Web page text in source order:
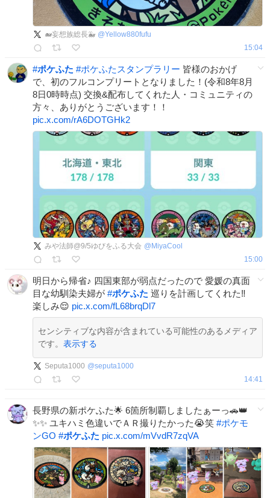
🐋妄想族総長🐳 @Yellow880fufu
15:04
#ポケふた #ポケふたスタンプラリー 皆様のおかげ
で、初のフルコンプリートとなりました！(令和8年8月
8日0時時点) 交換&配布してくれた人・コミュニティの
方々、ありがとうございます！！
pic.x.com/rA6DOTGHk2
みや法師@9/5ゆびをふる大会 @ MiyaCool
15:00
明日から帰省♪ 四国東部が弱点だったので 愛媛の真面
目な幼馴染夫婦が #ポケふた 巡りを計画してくれた‼️
楽しみ😌 pic.x.com/fL68brqDl7
センシティブな内容が含まれている可能性のあるメディア
です。 表示する
Seputa1000 @seputa1000
14:41
長野県の新ポケふた🌟 6箇所制覇しましたぁーっ🚗👑
✨✨ ユキハミ色違いでＡＲ撮りたかった😭笑 #ポケモ
ンGO #ポケふた pic.x.com/mVvdR7zqVA